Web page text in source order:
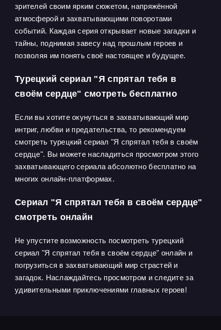
зрителей своим ярким сюжетом, напряжённой
атмосферой и захватывающими поворотами
событий. Каждая серия открывает новые загадки и
тайны, поднимая завесу над прошлым героев и
позволяя им понять своё настоящее и будущее.
Турецкий сериал "Я спрятал тебя в
своём сердце" смотреть бесплатно
Если вы хотите окунуться в захватывающий мир
интриг, любви и предательства, то рекомендуем
смотреть турецкий сериал "Я спрятал тебя в своём
сердце". Вы можете насладиться просмотром этого
захватывающего сериала абсолютно бесплатно на
многих онлайн-платформах.
Сериал "Я спрятал тебя в своём сердце"
смотреть онлайн
Не упустите возможность посмотреть турецкий
сериал "Я спрятал тебя в своём сердце" онлайн и
погрузиться в захватывающий мир страстей и
загадок. Наслаждайтесь просмотром и следите за
удивительными приключениями главных героев!